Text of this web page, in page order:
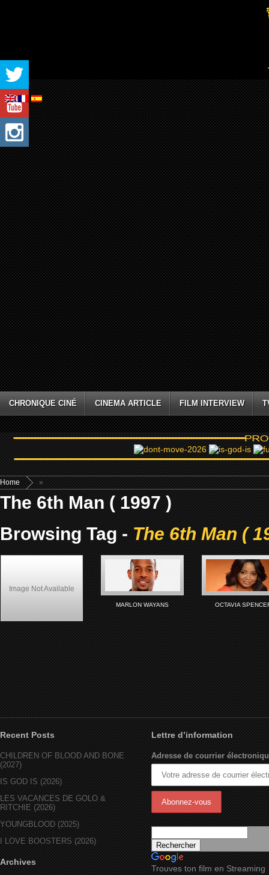
CHRONIQUE CINÉ CINEMA ARTICLE FILM INTERVIEW
Home »
The 6th Man ( 1997 )
Browsing Tag -The 6th Man (
Image Not Available
The Sixth Man (1997)
MARLON WAYANS OCTAVIA
Recent Posts
CHILDREN OF BLOOD AND BONE
(2027)
IS GOD IS (2026)
LES VACANCES DE GOLO &
RITCHIE (2026)
YOUNGBLOOD (2025)
I LOVE BOOSTERS (2026)
Archives
Lettre d’information
Adresse de courrier
Trouves ton film en Streaming